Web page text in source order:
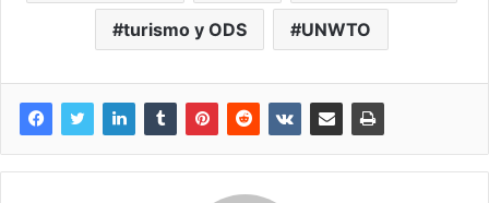
turismo y ODS UNWTO